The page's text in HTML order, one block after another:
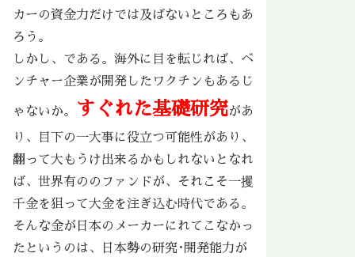
カーの資金力だけでは及ばないところもあ
ろう。
しかし、である。海外に目を転じれば、ベ
ンチャー企業が開発したワクチンもあるじ
ゃないか。 すぐれた基礎研究があ
り、目下の一大事に役立つ可能性があり、
翻って大もうけ出来るかもしれないとなれ
ば、世界有ののファンドが、それこそ一攫
千金を狙って大金を注ぎ込む時代である。
そんな金が日本のメーカーにれてこなかっ
たというのは、日本勢の研究･開発能力が